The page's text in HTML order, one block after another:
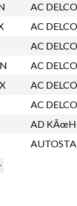
AC DELCO
AC DELCO
AC DELCO
AC DELCO
AC DELCO
AC DELCO
AD